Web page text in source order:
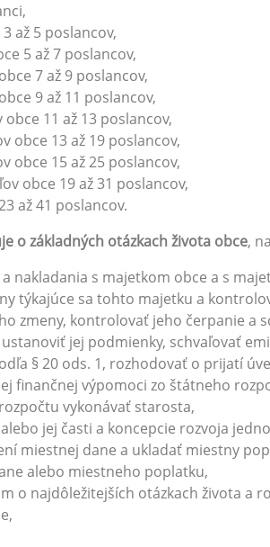
až 5 poslancov,
5 až 7 poslancov,
7 až 9 poslancov,
9 až 11 poslancov,
11 až 13 poslancov,
obce 13 až 19 poslancov,
obce 15 až 25 poslancov,
obce 19 až 31 poslancov,
až 41 poslancov.
o základných otázkach života obce,
nakladania s majetkom obce a s
týkajúce sa tohto majetku a
zmeny, kontrolovať jeho čerpanie a
jej podmienky, schvaľovať
§ 20 ods. 1, rozhodovať o prijatí
finančnej výpomoci zo štátneho
vykonávať starosta,
jej časti a koncepcie rozvoja
miestnej dane a ukladať miestny
alebo miestneho poplatku,
o najdôležitejších otázkach života a